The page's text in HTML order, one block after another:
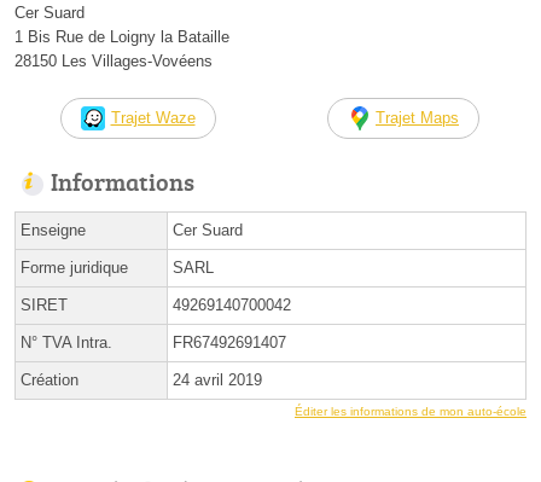
Cer Suard
1 Bis Rue de Loigny la Bataille
28150 Les Villages-Vovéens
Trajet Waze Trajet Maps
Informations
Enseigne Cer Suard
Forme juridique SARL
SIRET 49269140700042
N° TVA Intra. FR67492691407
Création 24 avril 2019
Éditer les informations de mon auto-école